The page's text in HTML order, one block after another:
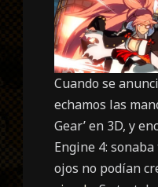
Cuando se
echamos las
Gear’ en 3D, y
Engine 4:
ojos no podían